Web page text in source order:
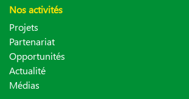
Nos activités
Projets
Partenariat
Opportunités
Actualité
Médias